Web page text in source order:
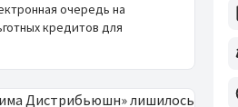
очередь на
кредитов для